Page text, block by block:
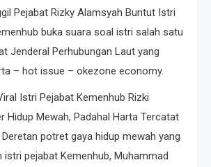
Pejabat Rizky Alamsyah Buntut Istri
buka suara soal istri salah satu
Jenderal Perhubungan Laut yang
– hot issue – okezone economy.
Istri Pejabat Kemenhub Rizki
Hidup Mewah, Padahal Harta Tercatat
Deretan potret gaya hidup mewah yang
istri pejabat Kemenhub, Muhammad